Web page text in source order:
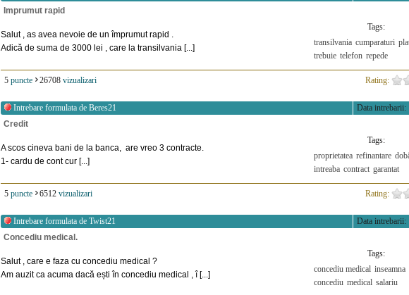
Imprumut rapid
Salut , as avea nevoie de un împrumut rapid .
Adică de suma de 3000 lei , care la transilvania [...]
Tags:
transilvania cumparaturi
trebuie telefon repede
5 puncte 26708 vizualizari Rating:
Intrebare formulata de Beres21
Data intrebarii:
Credit
A scos cineva bani de la banca, are vreo 3 contracte.
1- cardu de cont cur [...]
Tags:
proprietatea refinantare
intreaba contract garantat
5 puncte 6512 vizualizari Rating:
Intrebare formulata de Twist21
Data intrebarii:
Concediu medical.
Salut , care e faza cu concediu medical ?
Am auzit ca acuma dacă ești în concediu medical , î [...]
Tags:
concediu medical inseamna
concediu medical salariu